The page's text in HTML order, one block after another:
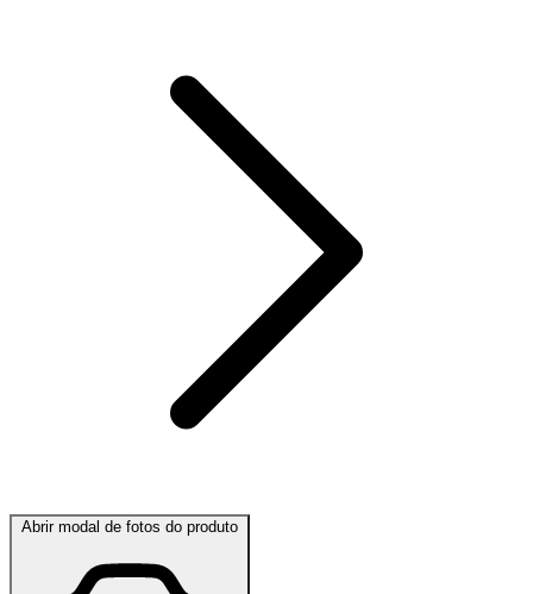
Abrir modal de fotos do produto